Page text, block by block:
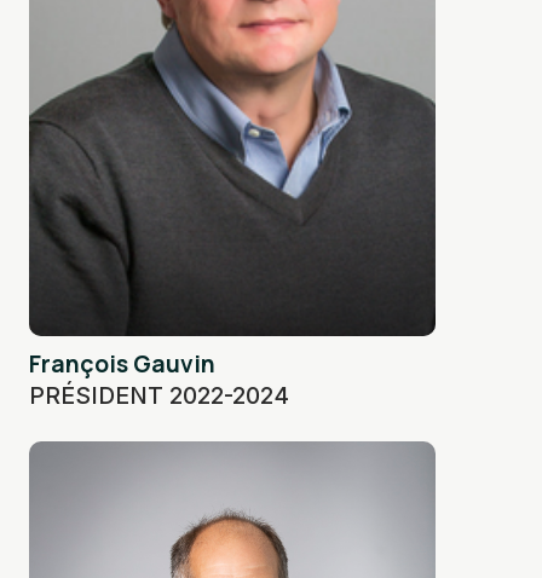
François Gauvin
PRÉSIDENT 2022-2024